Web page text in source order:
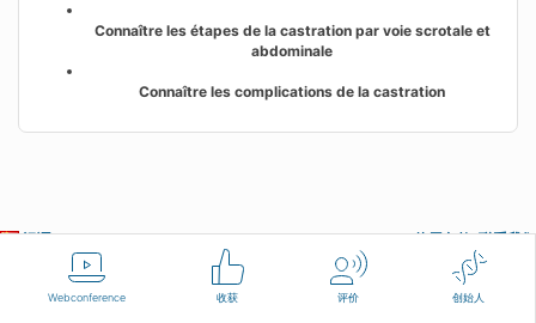
Webconference 收获 评价 创始人
Connaître les étapes de la castration par voie scrotale et
abdominale
Connaître les complications de la castration
汉语 使用条款 联系我们